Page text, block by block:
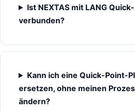
Ist NEXTAS mit LANG
verbunden?
Kann ich eine Quick-Point-
ersetzen, ohne meinen
ändern?